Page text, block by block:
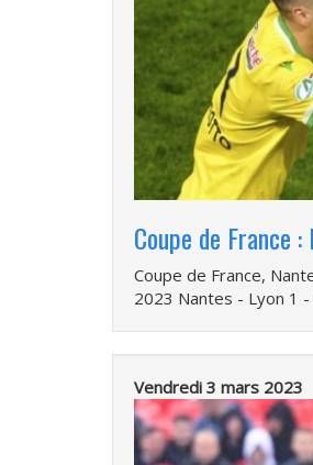
Coupe de France
Coupe de France,
2023 Nantes - Lyon 1
Vendredi 3 mars 2023